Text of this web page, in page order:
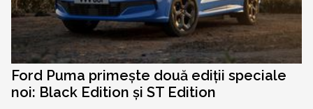
Ford Puma primește două ediții speciale
noi: Black Edition și ST Edition